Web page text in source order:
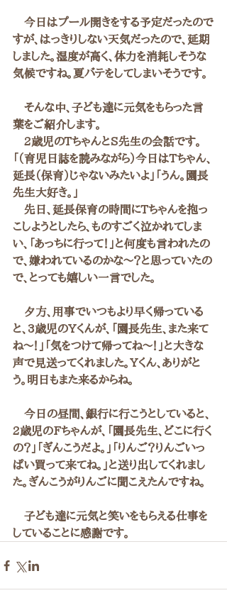
今日はプール開きをする予定だったので
すが、はっきりしない天気だったので、延期
しました。湿度が高く、体力を消耗しそうな
気候ですね。夏バテをしてしまいそうです。
そんな中、子ども達に元気をもらった言
葉をご紹介します。
2歳児のTちゃんとS先生の会話です。
「（育児日誌を読みながら）今日はTちゃん、
延長（保育）じゃないみたいよ」「うん。園長
先生大好き。」
先日、延長保育の時間にTちゃんを抱っ
こしようとしたら、ものすごく泣かれてしま
い、「あっちに行って！」と何度も言われたの
で、嫌われているのかな～？と思っていたの
で、とっても嬉しい一言でした。
夕方、用事でいつもより早く帰っている
と、3歳児のYくんが、「園長先生、また来て
ね～！」「気をつけて帰ってね～！」と大きな
声で見送ってくれました。Yくん、ありがと
う。明日もまた来るからね。
今日の昼間、銀行に行こうとしていると、
2歳児のFちゃんが、「園長先生、どこに行く
の？」「ぎんこうだよ。」「りんご？りんごいっ
ぱい買って来てね。」と送り出してくれまし
た。ぎんこうがりんごに聞こえたんですね。
子ども達に元気と笑いをもらえる仕事を
していることに感謝です。